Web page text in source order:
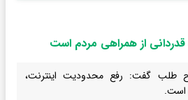
از همراهی مردم است
طلب گفت: رفع محدودیت اینترنت،
است.